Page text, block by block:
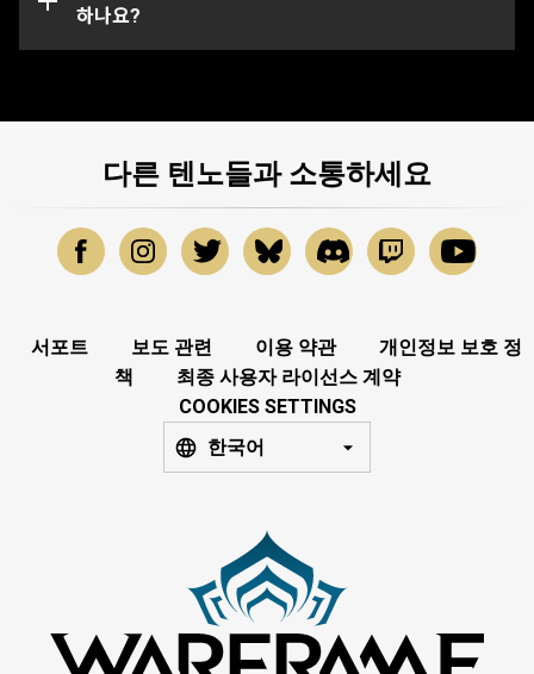
하나요?
포트 팀에 문의를 제출해주세요.
다른 텐노들과 소통하세요
서포트 보도 관련 이용 약관
개인정보 보호 정
책
최종 사용자 라이선스 계약
COOKIES SETTINGS
한국어